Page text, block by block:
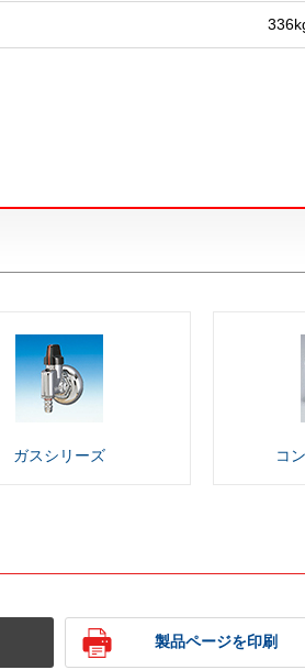
ガスシリーズ コ
製品ページを印刷